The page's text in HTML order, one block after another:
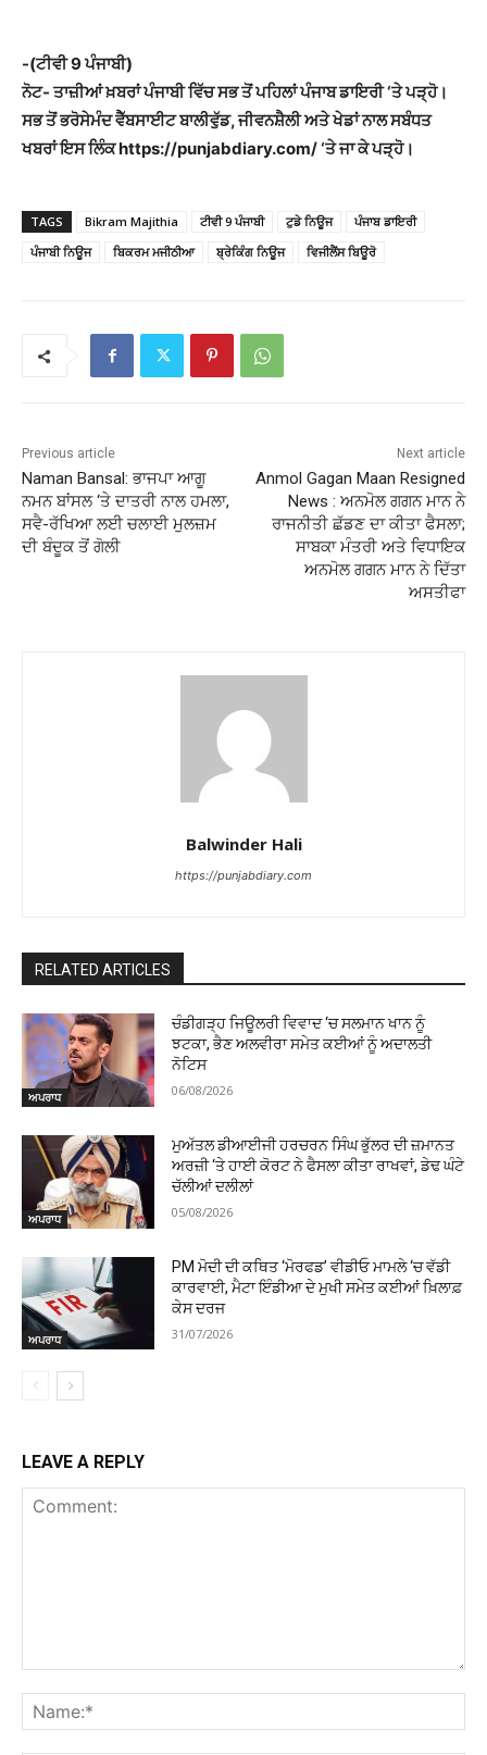
-(ਟੀਵੀ 9 ਪੰਜਾਬੀ)
ਨੋਟ- ਤਾਜ਼ੀਆਂ ਖ਼ਬਰਾਂ ਪੰਜਾਬੀ ਵਿੱਚ ਸਭ ਤੋਂ ਪਹਿਲਾਂ ਪੰਜਾਬ ਡਾਇਰੀ ‘ਤੇ ਪੜ੍ਹੋ।
ਸਭ ਤੋਂ ਭਰੋਸੇਮੰਦ ਵੈੱਬਸਾਈਟ ਬਾਲੀਵੁੱਡ, ਜੀਵਨਸ਼ੈਲੀ ਅਤੇ ਖੇਡਾਂ ਨਾਲ ਸਬੰਧਤ
ਖਬਰਾਂ ਇਸ ਲਿੰਕ https://punjabdiary.com/ ‘ਤੇ ਜਾ ਕੇ ਪੜ੍ਹੋ।
TAGS Bikram Majithia ਟੀਵੀ 9 ਪੰਜਾਬੀ ਟੁਡੇ ਨਿਊਜ
ਪੰਜਾਬ ਡਾਇਰੀ
ਪੰਜਾਬੀ ਨਿਊਜ
ਬਿਕਰਮ ਮਜੀਠੀਆ ਬ੍ਰੇਕਿੰਗ ਨਿਊਜ ਵਿਜੀਲੈਂਸ ਬਿਊਰੋ
Previous article
Naman Bansal: ਭਾਜਪਾ ਆਗੂ
ਨਮਨ ਬਾਂਸਲ ‘ਤੇ ਦਾਤਰੀ ਨਾਲ ਹਮਲਾ,
ਸਵੈ-ਰੱਖਿਆ ਲਈ ਚਲਾਈ ਮੁਲਜ਼ਮ
ਦੀ ਬੰਦੂਕ ਤੋਂ ਗੋਲੀ
Next article
Anmol Gagan Maan Resigned
News : ਅਨਮੋਲ ਗਗਨ ਮਾਨ ਨੇ
ਰਾਜਨੀਤੀ ਛੱਡਣ ਦਾ ਕੀਤਾ ਫੈਸਲਾ;
ਸਾਬਕਾ ਮੰਤਰੀ ਅਤੇ ਵਿਧਾਇਕ
ਅਨਮੋਲ ਗਗਨ ਮਾਨ ਨੇ ਦਿੱਤਾ
ਅਸਤੀਫਾ
Balwinder Hali
https://punjabdiary.com
RELATED ARTICLES
ਅਪਰਾਧ
ਚੰਡੀਗੜ੍ਹ ਜਿਊਲਰੀ ਵਿਵਾਦ ‘ਚ ਸਲਮਾਨ ਖਾਨ ਨੂੰ
ਝਟਕਾ, ਭੈਣ ਅਲਵੀਰਾ ਸਮੇਤ ਕਈਆਂ ਨੂੰ ਅਦਾਲਤੀ
ਨੋਟਿਸ
06/08/2026
ਅਪਰਾਧ
ਮੁਅੱਤਲ ਡੀਆਈਜੀ ਹਰਚਰਨ ਸਿੰਘ ਭੁੱਲਰ ਦੀ ਜ਼ਮਾਨਤ
ਅਰਜ਼ੀ ‘ਤੇ ਹਾਈ ਕੋਰਟ ਨੇ ਫੈਸਲਾ ਕੀਤਾ ਰਾਖਵਾਂ, ਡੇਢ ਘੰਟੇ
ਚੱਲੀਆਂ ਦਲੀਲਾਂ
05/08/2026
ਅਪਰਾਧ
PM ਮੋਦੀ ਦੀ ਕਥਿਤ ‘ਮੋਰਫਡ’ ਵੀਡੀਓ ਮਾਮਲੇ ‘ਚ ਵੱਡੀ
ਕਾਰਵਾਈ, ਮੈਟਾ ਇੰਡੀਆ ਦੇ ਮੁਖੀ ਸਮੇਤ ਕਈਆਂ ਖ਼ਿਲਾਫ਼
ਕੇਸ ਦਰਜ
31/07/2026
LEAVE A REPLY